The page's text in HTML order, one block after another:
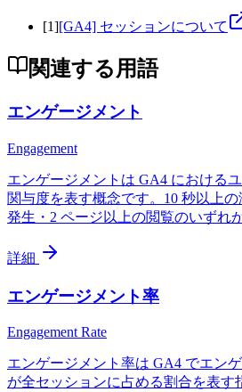
[1][GA4] セッションについて
関連する用語
エンゲージメント
Engagement
エンゲージメントは GA4 における
関与度を表す概念です。10 秒以上
発生・2 ページ以上の閲覧のいずれ
詳細
エンゲージメント率
Engagement Rate
エンゲージメント率は GA4 でエン
が全セッションに占める割合を表す